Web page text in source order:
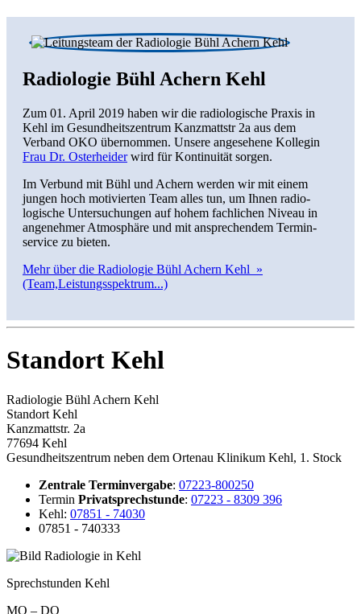
Radiologie Bühl Achern Kehl
Zum 01. April 2019 haben wir die radio­logische Praxis in
Kehl im Gesundheits­zentrum Kanzmattstr 2a aus dem
Verband OKO übernommen. Unsere an­gesehene Kollegin
Frau Dr. Osterheiderwird für Kontinu­ität sorgen.
Im Verbund mit Bühl und Achern werden wir mit einem
jungen hoch moti­vierten Team alles tun, um Ihnen radio­
logische Unter­suchungen auf hohem fach­lichen Niveau in
angeneh­mer Atmos­phäre und mit an­sprechendem Termin­
service zu bieten.
Mehr über die Radiologie Bühl Achern Kehl »
(Team,Leistungsspektrum...)
Standort Kehl
Radiologie Bühl Achern Kehl
Standort Kehl
Kanzmattstr. 2a
77694 Kehl
Gesundheitszentrum neben dem Ortenau Klinikum Kehl, 1. Stock
Zentrale Terminvergabe: 07223-800250
Termin Privatsprech­stunde: 07223 - 8309 396
Kehl: 07851 - 74030
07851 - 740333
Sprechstunden Kehl
MO – DO